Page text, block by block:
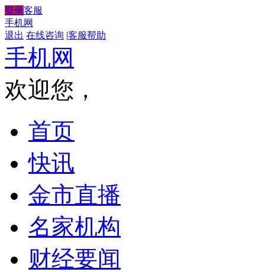
登录客服
手机网
退出 在线咨询 |客服帮助
手机网
欢迎您，
首页
快讯
金市直播
名家机构
财经要闻